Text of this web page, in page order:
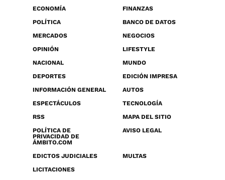
ECONOMÍA
FINANZAS
POLÍTICA
BANCO DE DATOS
MERCADOS
NEGOCIOS
OPINIÓN
LIFESTYLE
NACIONAL
MUNDO
DEPORTES
EDICIÓN IMPRESA
INFORMACIÓN GENERAL
AUTOS
ESPECTÁCULOS
TECNOLOGÍA
RSS
MAPA DEL SITIO
POLÍTICA DE
PRIVACIDAD DE
ÁMBITO.COM
AVISO LEGAL
EDICTOS JUDICIALES
MULTAS
LICITACIONES